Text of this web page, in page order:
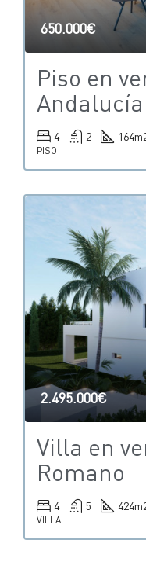
650.000€
Piso en
Andalucía
4 2 164
PISO
2.495.000€
Villa en
Romano
4 5 424
VILLA